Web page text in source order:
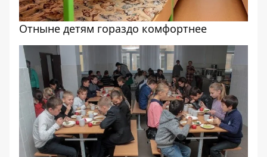
Отныне детям гораздо комфортнее